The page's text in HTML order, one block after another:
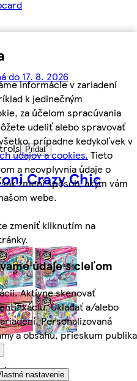
informácie v zariadení
k jedinečným
za účelom spracúvania
udeliť alebo spravovať
prípadne kedykoľvek v
údajov a cookies. Tieto
a neovplyvnia údaje o
zmení spôsob, akým vám
webe.
zmeniť kliknutím na
údaje s cieľom
Aktívne skenovať
Ukladať a/alebo
Personalizovaná
a obsahu, prieskum publika
nastavenie
do 17. 8. 2026
Pridať
Crazy Chic